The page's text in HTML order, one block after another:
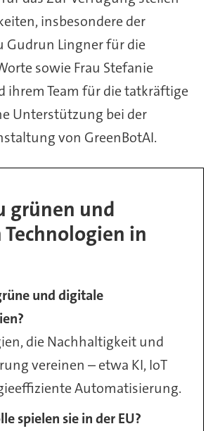
insbesondere der
Gudrun Lingner für die
sowie Frau Stefanie
ihrem Team für die tatkräftige
Unterstützung bei der
von GreenBotAI.
grünen und
in
und digitale
die Nachhaltigkeit und
vereinen – etwa KI, IoT
Automatisierung.
spielen sie in der EU?